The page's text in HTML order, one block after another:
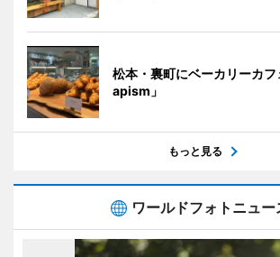
松本・裏町にベーカリーカ
apism」
もっと見る
ワールドフォトニュー